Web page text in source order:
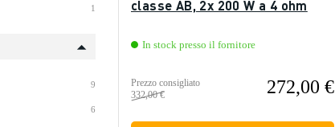
1
9
6
classe AB, 2x 200 W a 4 ohm
In stock presso il fornitore
Prezzo consigliato
332,00 €
272,00 €